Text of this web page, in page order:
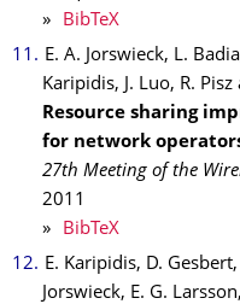
»
BibTeX
E. A. Jorswieck, L.
Karipidis, J. Luo, R.
Resource sharing
for network
27th Meeting of the
2011
»
BibTeX
E. Karipidis, D.
Jorswieck, E. G.